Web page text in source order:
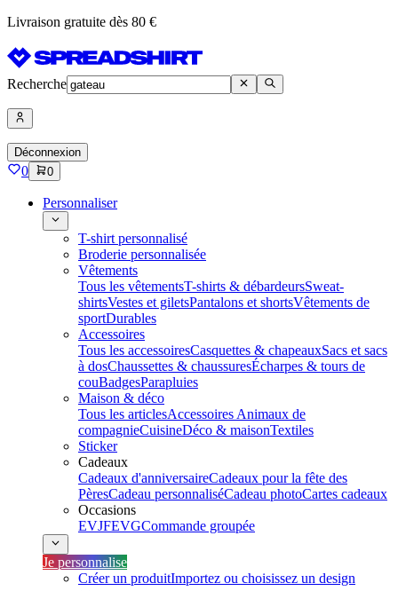
Livraison gratuite dès 80 €
Recherche
Déconnexion
0 0
Personnaliser
T-shirt personnalisé
Broderie personnalisée
Vêtements
Tous les vêtementsT-shirts & débardeursSweat-
shirtsVestes et giletsPantalons et shortsVêtements de
sportDurables
Accessoires
Tous les accessoiresCasquettes & chapeauxSacs et sacs
à dosChaussettes & chaussuresÉcharpes & tours de
couBadgesParapluies
Maison & déco
Tous les articlesAccessoires Animaux de
compagnieCuisineDéco & maisonTextiles
Sticker
Cadeaux
Cadeaux d'anniversaireCadeaux pour la fête des
PèresCadeau personnaliséCadeau photoCartes cadeaux
Occasions
EVJFEVGCommande groupée
Je personnalise
Créer un produitImportez ou choisissez un design